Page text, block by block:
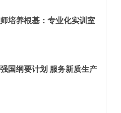
培养根基：专业化实训室
国纲要计划 服务新质生产